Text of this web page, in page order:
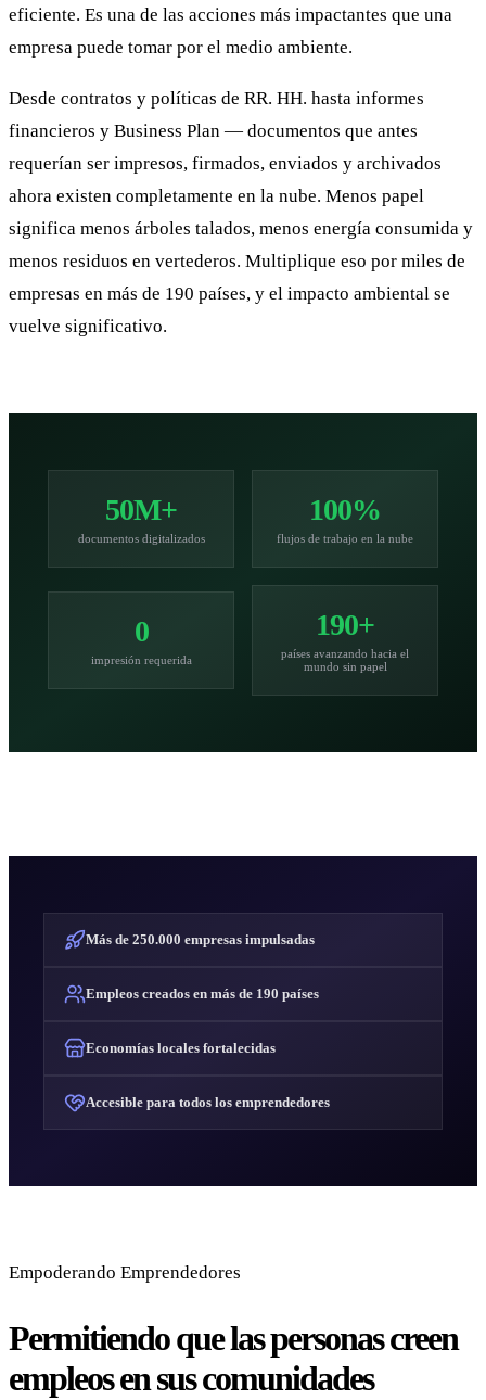
eficiente. Es una de las acciones más impactantes que una
empresa puede tomar por el medio ambiente.
Desde contratos y políticas de RR. HH. hasta informes
financieros y Business Plan — documentos que antes
requerían ser impresos, firmados, enviados y archivados
ahora existen completamente en la nube. Menos papel
significa menos árboles talados, menos energía consumida y
menos residuos en vertederos. Multiplique eso por miles de
empresas en más de 190 países, y el impacto ambiental se
vuelve significativo.
50M+
documentos digitalizados
100%
flujos de trabajo en la nube
0
impresión requerida
190+
países avanzando hacia el
mundo sin papel
Más de 250.000 empresas impulsadas
Empleos creados en más de 190 países
Economías locales fortalecidas
Accesible para todos los emprendedores
Empoderando Emprendedores
Permitiendo que las personas creen
empleos en sus comunidades